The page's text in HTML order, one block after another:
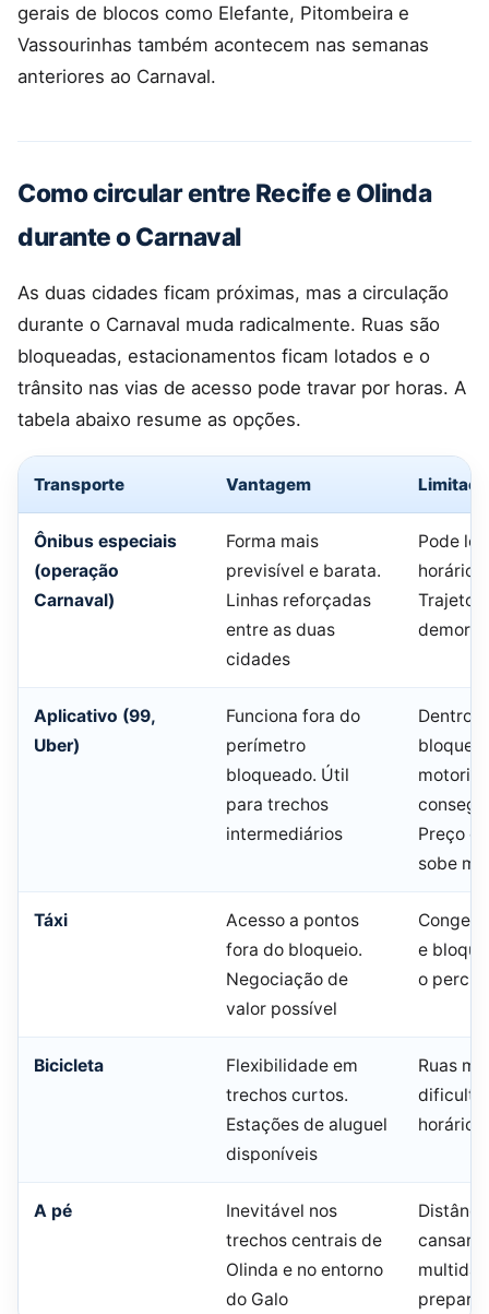
gerais de blocos como Elefante, Pitombeira e
Vassourinhas também acontecem nas semanas
anteriores ao Carnaval.
Como circular entre Recife e Olinda
durante o Carnaval
As duas cidades ficam próximas, mas a circulação
durante o Carnaval muda radicalmente. Ruas são
bloqueadas, estacionamentos ficam lotados e o
trânsito nas vias de acesso pode travar por horas. A
tabela abaixo resume as opções.
Transporte Vantagem
Ônibus especiais
(operação
Carnaval)
Forma mais
previsível e barata.
Linhas reforçadas
entre as duas
cidades
Pode
horários
Trajeto
Aplicativo (99,
Uber)
Funciona fora do
perímetro
bloqueado. Útil
para trechos
intermediários
Dentro
Preço
sobe
Táxi
Acesso a pontos
fora do bloqueio.
Negociação de
valor possível
e
o
Bicicleta
Flexibilidade em
trechos curtos.
Estações de aluguel
disponíveis
Ruas
A pé
Inevitável nos
trechos centrais de
Olinda e no entorno
do Galo
preparo